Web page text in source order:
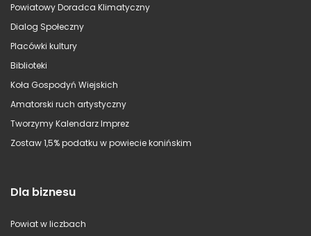
Powiatowy Doradca Klimatyczny
Dialog Społeczny
Placówki kultury
Biblioteki
Koła Gospodyń Wiejskich
Amatorski ruch artystyczny
Tworzymy Kalendarz Imprez
Zostaw 1,5% podatku w powiecie konińskim
Dla biznesu
Powiat w liczbach